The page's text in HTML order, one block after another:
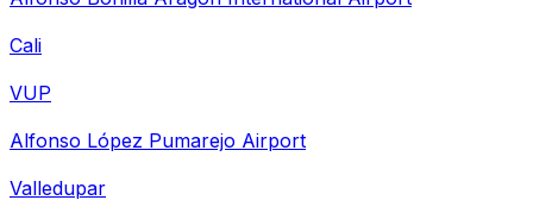
Cali
VUP
Alfonso López Pumarejo Airport
Valledupar